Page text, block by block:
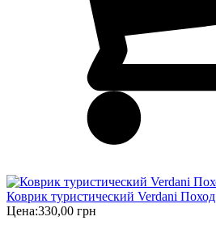
Коврик туристический Verdani Поход
Цена:330,00 грн